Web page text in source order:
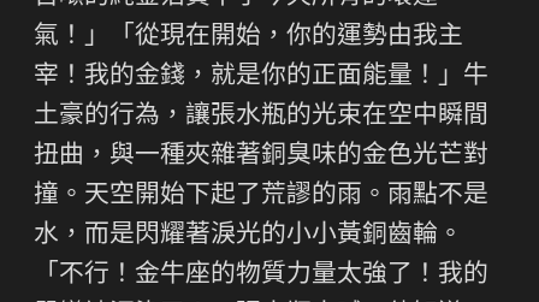
氣！」「從現在開始，你的運勢由我主
宰！我的金錢，就是你的正面能量！」牛
土豪的行為，讓張水瓶的光束在空中瞬間
扭曲，與一種夾雜著銅臭味的金色光芒對
撞。天空開始下起了荒謬的雨。雨點不是
水，而是閃耀著淚光的小小黃銅齒輪。
「不行！金牛座的物質力量太強了！我的